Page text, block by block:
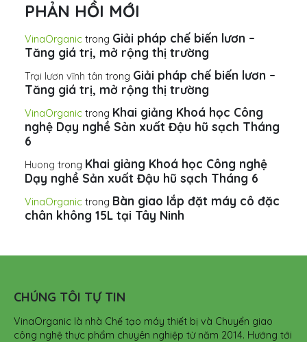
PHẢN HỒI MỚI
VinaOrganic trong Giải pháp chế biến lươn –
Tăng giá trị, mở rộng thị trường
Trại lươn vĩnh tân trong Giải pháp chế biến lươn –
Tăng giá trị, mở rộng thị trường
VinaOrganic trong Khai giảng Khoá học Công
nghệ Dạy nghề Sản xuất Đậu hũ sạch Tháng
6
Huong trong Khai giảng Khoá học Công nghệ
Dạy nghề Sản xuất Đậu hũ sạch Tháng 6
VinaOrganic trong Bàn giao lắp đặt máy cô đặc
chân không 15L tại Tây Ninh
CHÚNG TÔI TỰ TIN
VinaOrganic là nhà Chế tạo máy thiết bị và Chuyển giao
công nghệ thực phẩm chuyên nghiệp từ năm 2014. Hướng tới